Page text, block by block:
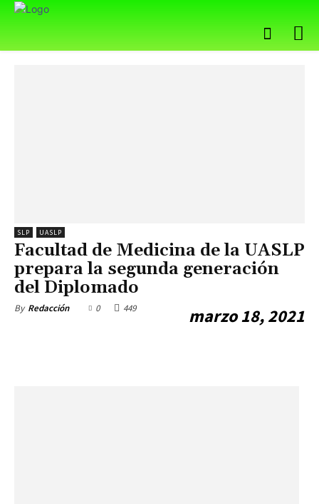
SLP UASLP
Facultad de Medicina de la UASLP
prepara la segunda generación
del Diplomado
By Redacción marzo 18, 2021
0 449